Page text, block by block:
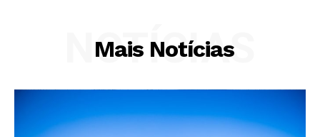
Mais Notícias
NOTÍCIAS